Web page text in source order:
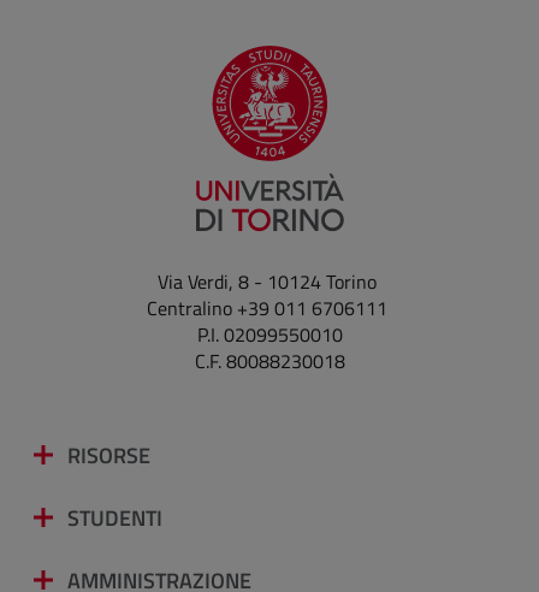
Via Verdi, 8 - 10124 Torino
Centralino +39 011 6706111
P.I. 02099550010
C.F. 80088230018
RISORSE
STUDENTI
AMMINISTRAZIONE